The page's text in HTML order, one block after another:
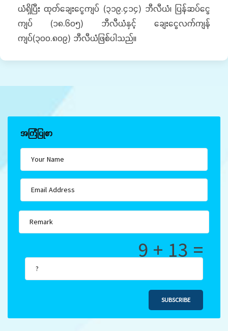
ယံရှိပြီး ထုတ်ချေးငွေကျပ် (၃၁၉.၄၁၄) ဘီလီယံ၊ ပြန်ဆပ်ငွေ
ကျပ် (၁၈.၆၀၅) ဘီလီယံနှင့် ချေးငွေလက်ကျန်
ကျပ်(၃၀၀.၈၀၉) ဘီလီယံဖြစ်ပါသည်။
အကြံပြုစာ
9 + 13 =
SUBSCRIBE